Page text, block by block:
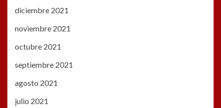
diciembre 2021
noviembre 2021
octubre 2021
septiembre 2021
agosto 2021
julio 2021